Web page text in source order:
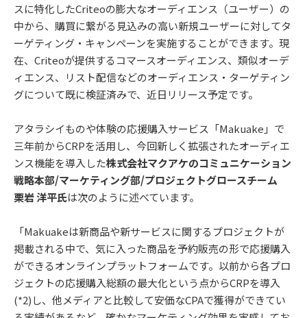
スに特化したCriteoの膨大なオーディエンス（ユーザー）の
中から、購買に繋がる見込みの高い新規ユーザーに対してタ
ーゲティング・キャンペーンを実施することができます。現
在、Criteoが提供するコマースオーディエンス、類似オーデ
ィエンス、リスト配信などのオーディエンス・ターゲティン
グについて既に検証済みで、近日リリース予定です。
アタラシイものや体験の応援購入サービス「Makuake」で
三年前からCRPを活用し、今回新しく拡張されたオーディエ
ンス機能を導入した株式会社マクアケのコミュニケーション
戦略本部/マーケティング部/プロジェクトグロースチーム
栗岩 洋平氏は次のように述べています。
「Makuakeは新商品や新サービスに関するプロジェクトが
掲載される中で、気に入った商品を予約販売の形で応援購入
ができるオンラインプラットフォームです。以前から各プロ
ジェクトの応援購入総額の最大化という点からCRPを導入
(*2)し、他メディアと比較して安価なCPAで獲得ができてい